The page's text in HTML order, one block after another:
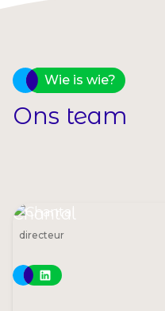
Wie is wie?
Ons team
Chantal
directeur